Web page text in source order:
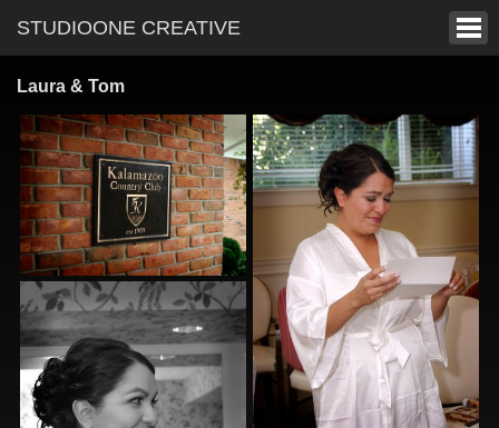
STUDIOONE CREATIVE
Laura & Tom